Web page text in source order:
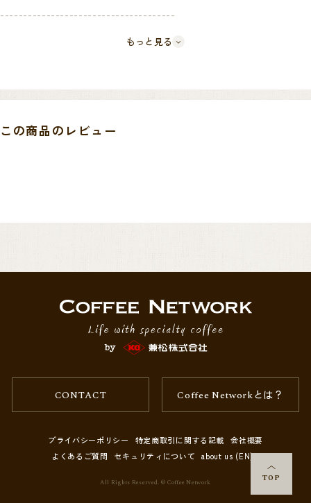
TOP
--------------------------------------
らの商品。
ダテーラ農園は、ほぼ全ての商品メニューを、精選方法や品種由来では
た、美しいブラジル。
このアイテムは、ダンボール箱に12.1kgの真空パックを2個詰めた、ダテ
ーラ農園独自のパッキング「ペンタパック」でお届けします。
1ケースで24.2kgと軽量なことから、60kg麻袋と比べて使い勝手がよく、
また、保管にも優れているのが特徴です。
注)箱の糊付けに使われている接着剤が非常に強力で、開封した際、固ま
取り扱いの際にこの接着剤が指などに刺さる恐れがありますので、十分
もっと見る
この商品のレビュー
CONTACT Coffee Networkとは？
プライバシーポリシー 特定商取引に関する記載
会社概要
よくあるご質問
セキュリティについて about us (EN)
All Rights Reserved. © Coffee Network